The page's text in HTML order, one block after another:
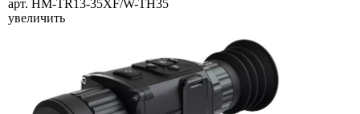
арт. HM-TR13-35XF/W-TH35
увеличить